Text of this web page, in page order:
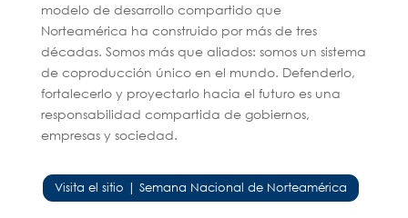
modelo de desarrollo compartido que
Norteamérica ha construido por más de tres
décadas. Somos más que aliados: somos un sistema
de coproducción único en el mundo. Defenderlo,
fortalecerlo y proyectarlo hacia el futuro es una
responsabilidad compartida de gobiernos,
empresas y sociedad.
Visita el sitio | Semana Nacional de Norteamérica